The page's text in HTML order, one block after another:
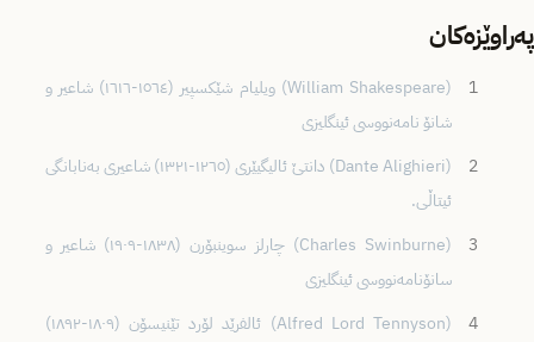
پەراوێزەکان
1
(William Shakespeare) ویلیام شێکسپیر (١٥٦٤-١٦١٦) شاعیر و
شانۆ نامەنووسی ئینگلیزی
2
(Dante Alighieri) دانتێ ئالیگیێری (١٢٦٥-١٣٢١) شاعیری بەنابانگی
ئیتاڵی.
3
(Charles Swinburne) چارلز سوینبۆرن (١٨٣٨-١٩٠٩) شاعیر و
سانۆنامەنووسی ئینگلیزی
4
(Alfred Lord Tennyson) ئالفرێد لۆرد تێنیسۆن (١٨٠٩-١٨٩٢)